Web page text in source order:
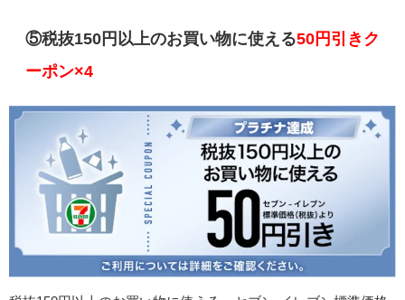
⑤税抜150円以上のお買い物に使える50円引きク
ーポン×4